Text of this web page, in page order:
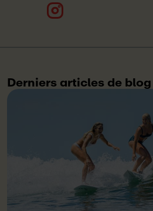
Derniers articles de blog